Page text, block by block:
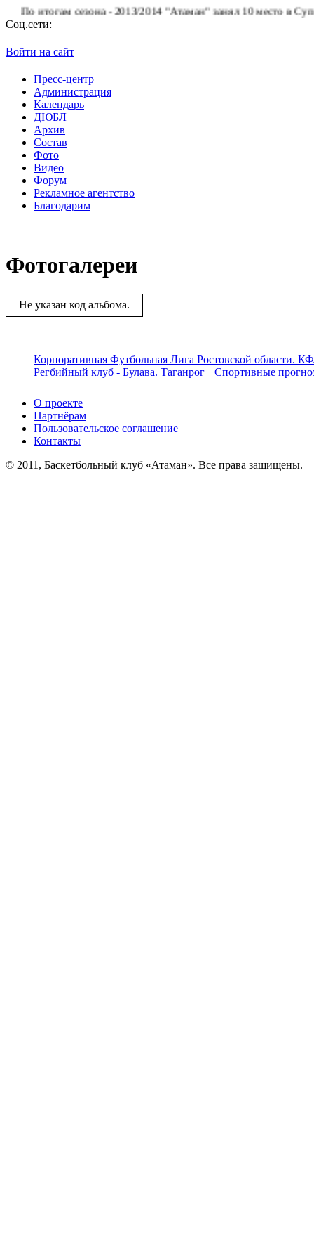
итогам сезона - 2013/2014 "Атаман" занял 10 место в
Соц.сети:
Войти на сайт
Пресс-центр
Администрация
Календарь
ДЮБЛ
Архив
Состав
Фото
Видео
Форум
Рекламное агентство
Благодарим
Фотогалереи
Не указан код альбома.
Корпоративная Футбольная Лига Ростовской области.
Регбийный клуб - Булава. Таганрог
Спортивные
О проекте
Партнёрам
Пользовательское соглашение
Контакты
© 2011, Баскетбольный клуб «Атаман». Все права защищены.